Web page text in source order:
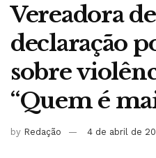
Vereadora
declaração
sobre
“Quem é
by Redação 4 de abril de